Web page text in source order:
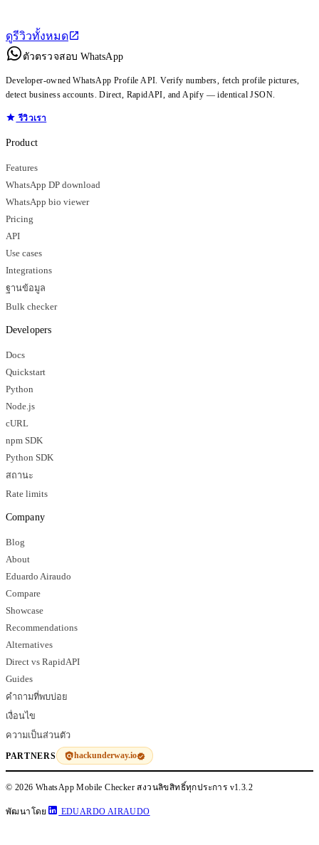
ดูรีวิวทั้งหมด
ตัวตรวจสอบ WhatsApp
Developer-owned WhatsApp Profile API. Verify numbers, fetch profile pictures,
detect business accounts. Direct, RapidAPI, and Apify — identical JSON.
รีวิวเรา
Product
Features
WhatsApp DP download
WhatsApp bio viewer
Pricing
API
Use cases
Integrations
ฐานข้อมูล
Bulk checker
Developers
Docs
Quickstart
Python
Node.js
cURL
npm SDK
Python SDK
สถานะ
Rate limits
Company
Blog
About
Eduardo Airaudo
Compare
Showcase
Recommendations
Alternatives
Direct vs RapidAPI
Guides
คำถามที่พบบ่อย
เงื่อนไข
ความเป็นส่วนตัว
PARTNERS hackunderway.io
© 2026 WhatsApp Mobile Checker สงวนลิขสิทธิ์ทุกประการ v1.3.2
พัฒนาโดย EDUARDO AIRAUDO